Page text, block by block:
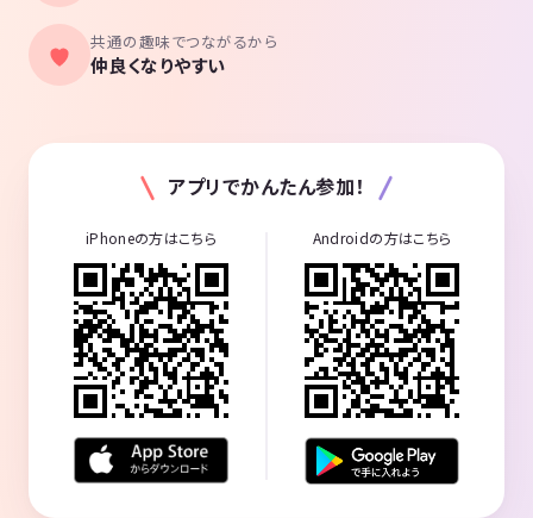
共通の趣味でつながるから
仲良くなりやすい
アプリでかんたん参加！
iPhoneの方はこちら Androidの方はこちら